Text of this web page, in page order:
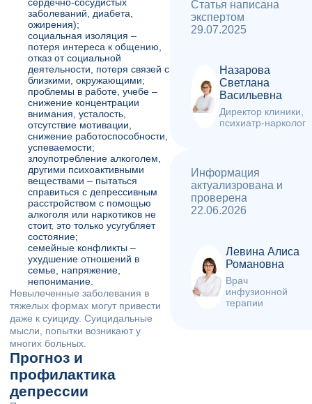
или в выходные
Профилактика — экономит деньги на
лечении последствий нерешенных
проблем
сердечно-сосудистых
заболеваний, диабета,
ожирения);
социальная изоляция –
потеря интереса к общению,
отказ от социальной
деятельности, потеря связей с
близкими, окружающими;
проблемы в работе, учебе –
снижение концентрации
внимания, усталость,
отсутствие мотивации,
снижение работоспособности,
успеваемости;
злоупотребление алкоголем,
другими психоактивными
веществами – пытаться
справиться с депрессивным
расстройством с помощью
алкоголя или наркотиков не
стоит, это только усугубляет
состояние;
семейные конфликты –
ухудшение отношений в
семье, напряжение,
непонимание.
Невылеченные заболевания в
тяжелых формах могут привести
даже к суициду. Суицидальные
мысли, попытки возникают у
многих больных.
Прогноз и
профилактика
депрессии
Статья написана
экспертом
29.07.2025
Назарова
Светлана
Васильевна
Директор клиники,
психиатр-нарколог
Информация
актуализрована и
проверена
22.06.2026
Левина Алиса
Романовна
Врач
инфузионной
терапии